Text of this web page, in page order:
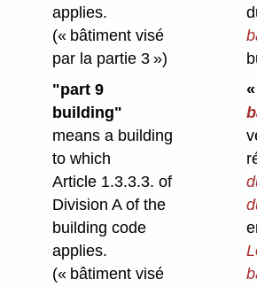
applies.
(« bâtiment visé
par la partie 3 »)
"part 9
building"
means a building
to which
Article 1.3.3.3. of
Division A of the
building code
applies.
(« bâtiment visé
«